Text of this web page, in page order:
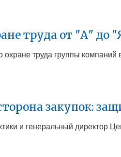
труда от "А" до
труда группы компаний
закупок:
и генеральный